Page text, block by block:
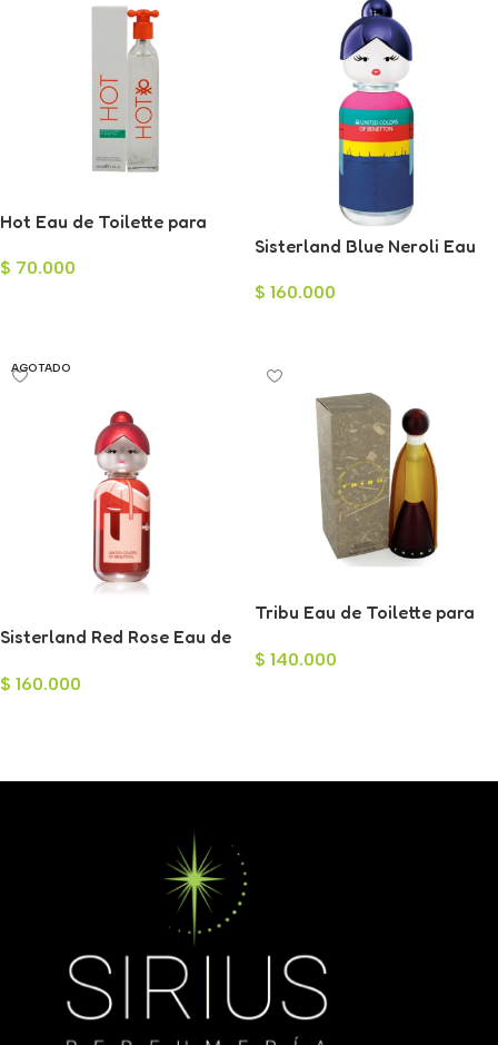
Hot Eau de Toilette para
$ 70.000
Sisterland Blue Neroli Eau
$ 160.000
AGOTADO
Sisterland Red Rose Eau de
$ 160.000
Tribu Eau de Toilette para
$ 140.000